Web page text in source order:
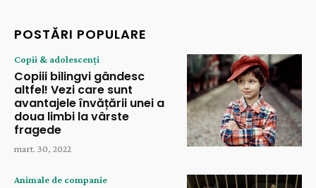
POSTĂRI POPULARE
Copii & adolescenți
Copiii bilingvi gândesc
altfel! Vezi care sunt
avantajele învățării unei a
doua limbi la vârste
fragede
mart. 30, 2022
Animale de companie